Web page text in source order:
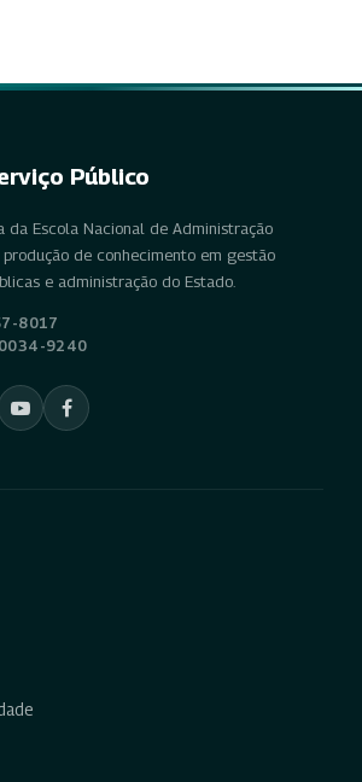
Público
da Escola Nacional de Administração
de conhecimento em gestão
e administração do Estado.
8017
0034-9240